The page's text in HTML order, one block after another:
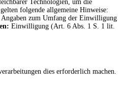
Technologien, um die
folgende allgemeine Hinweise:
zum Umfang der Einwilligung
Einwilligung (Art. 6 Abs. 1 S. 1 lit.
dies erforderlich machen.